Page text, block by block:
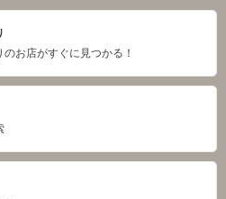
お店がすぐに見つかる！